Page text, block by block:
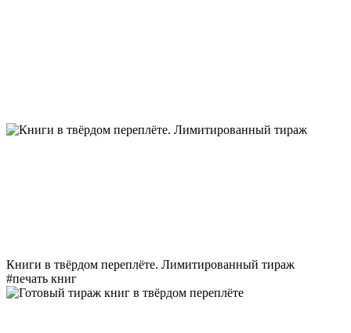
Книги в твёрдом переплёте. Лимитированный тираж
#печать книг